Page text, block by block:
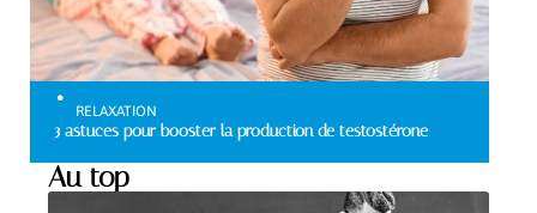
RELAXATION
3 astuces pour booster la production de testostérone
Au top